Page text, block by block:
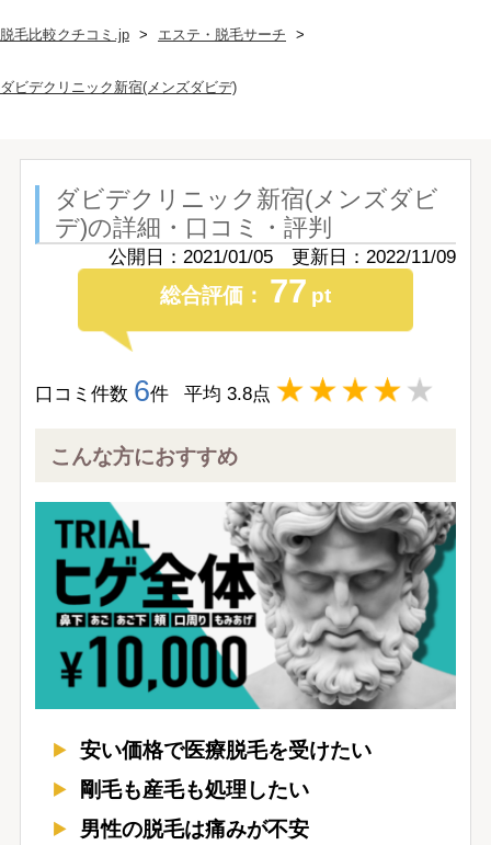
脱毛比較クチコミ.jp エステ・脱毛サーチ
ダビデクリニック新宿(メンズダビデ)
ダビデクリニック新宿(メンズダビ
デ)の詳細・口コミ・評判
公開日：2021/01/05 更新日：2022/11/09
総合評価： 77 pt
口コミ件数 6件 平均3.8点
こんな方におすすめ
安い価格で医療脱毛を受けたい
剛毛も産毛も処理したい
男性の脱毛は痛みが不安